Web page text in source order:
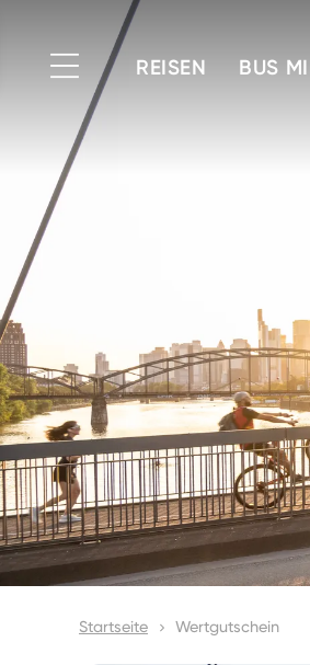
REISEN BUS
Startseite Wertgutschein